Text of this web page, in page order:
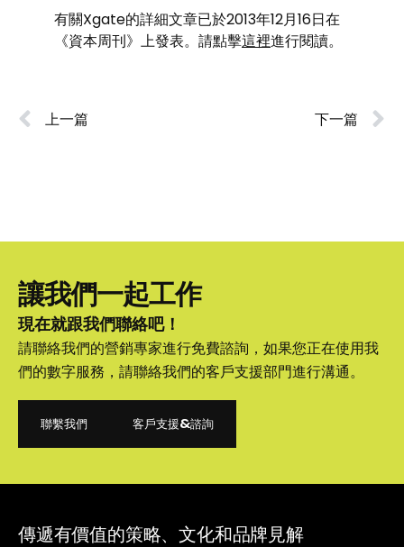
有關Xgate的詳細文章已於2013年12月16日在
《資本周刊》上發表。請點擊這裡進行閱讀。
上一篇 下一篇
讓我們一起工作
現在就跟我們聯絡吧！
請聯絡我們的營銷專家進行免費諮詢，如果您正在使用我
們的數字服務，請聯絡我們的客戶支援部門進行溝通。
聯繫我們
客戶支援&諮詢
傳遞有價值的策略、文化和品牌見解